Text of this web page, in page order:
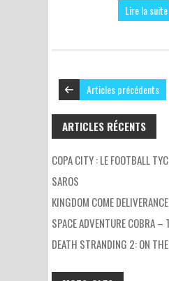
Lire la suite
Articles précédents
ARTICLES RÉCENTS
COPA CITY : LE FOOTBALL
SAROS
KINGDOM COME
SPACE ADVENTURE COBRA –
DEATH STRANDING 2: ON